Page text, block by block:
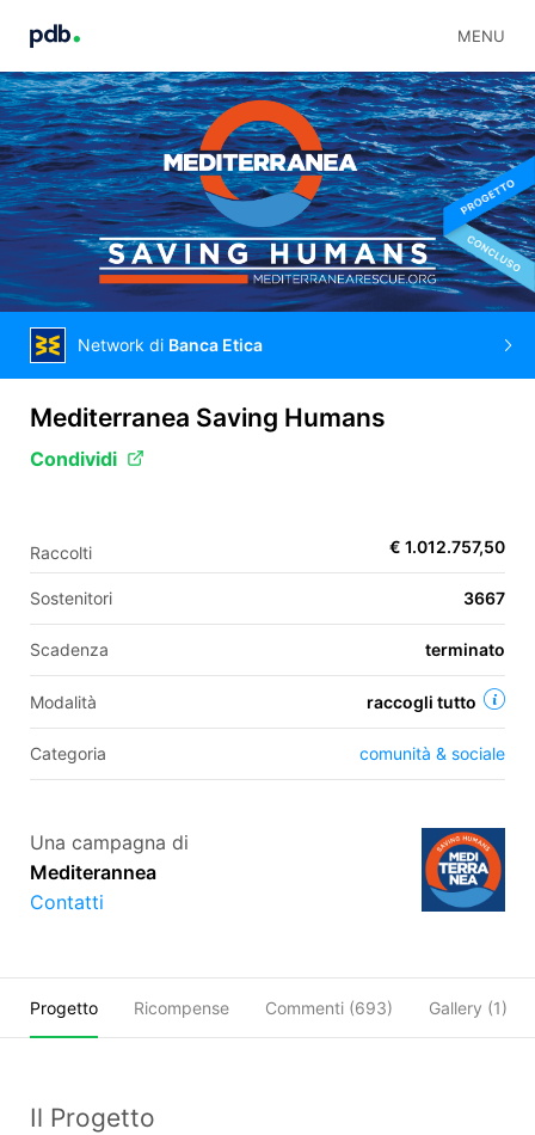
MENU
EN
Network di Banca Etica
Mediterranea Saving Humans
Condividi
Raccolti € 1.012.757,50
Sostenitori 3667
Scadenza terminato
Modalità raccogli tutto
Categoria comunità & sociale
Una campagna di
Mediterannea
Contatti
Progetto Ricompense Commenti (693) Gallery (1)
Il Progetto